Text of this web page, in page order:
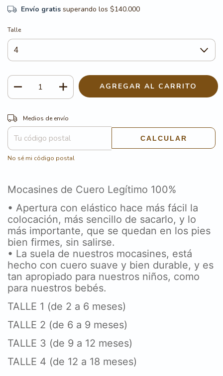
Envío gratis superando los $140.000
Talle
Entregas para el CP:
Medios de envío
CALCULAR
No sé mi código postal
Mocasines de Cuero Legítimo 100%
• Apertura con elástico hace más fácil la
colocación, más sencillo de sacarlo, y lo
más importante, que se quedan en los pies
bien firmes, sin salirse.
• La suela de nuestros mocasines, está
hecho con cuero suave y bien durable, y es
tan apropiado para nuestros niños, como
para nuestros bebés.
TALLE 1 (de 2 a 6 meses)
TALLE 2 (de 6 a 9 meses)
TALLE 3 (de 9 a 12 meses)
TALLE 4 (de 12 a 18 meses)